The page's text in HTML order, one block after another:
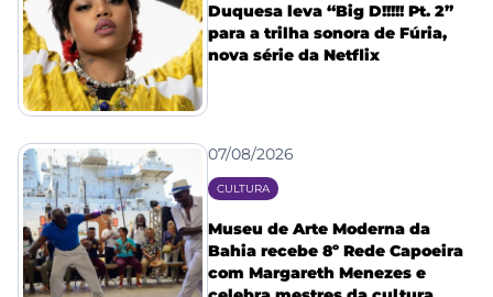
Duquesa leva “Big D!!!!! Pt. 2”
para a trilha sonora de Fúria,
nova série da Netflix
07/08/2026
CULTURA
Museu de Arte Moderna da
Bahia recebe 8º Rede Capoeira
com Margareth Menezes e